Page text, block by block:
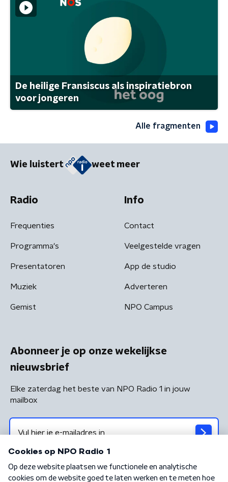
De heilige Fransiscus als inspiratiebron
voor jongeren
Alle fragmenten
Wie luistert weet meer
Radio
Frequenties
Programma's
Presentatoren
Muziek
Gemist
Info
Contact
Veelgestelde vragen
App de studio
Adverteren
NPO Campus
Abonneer je op onze wekelijkse
nieuwsbrief
Elke zaterdag het beste van NPO Radio 1 in jouw
mailbox